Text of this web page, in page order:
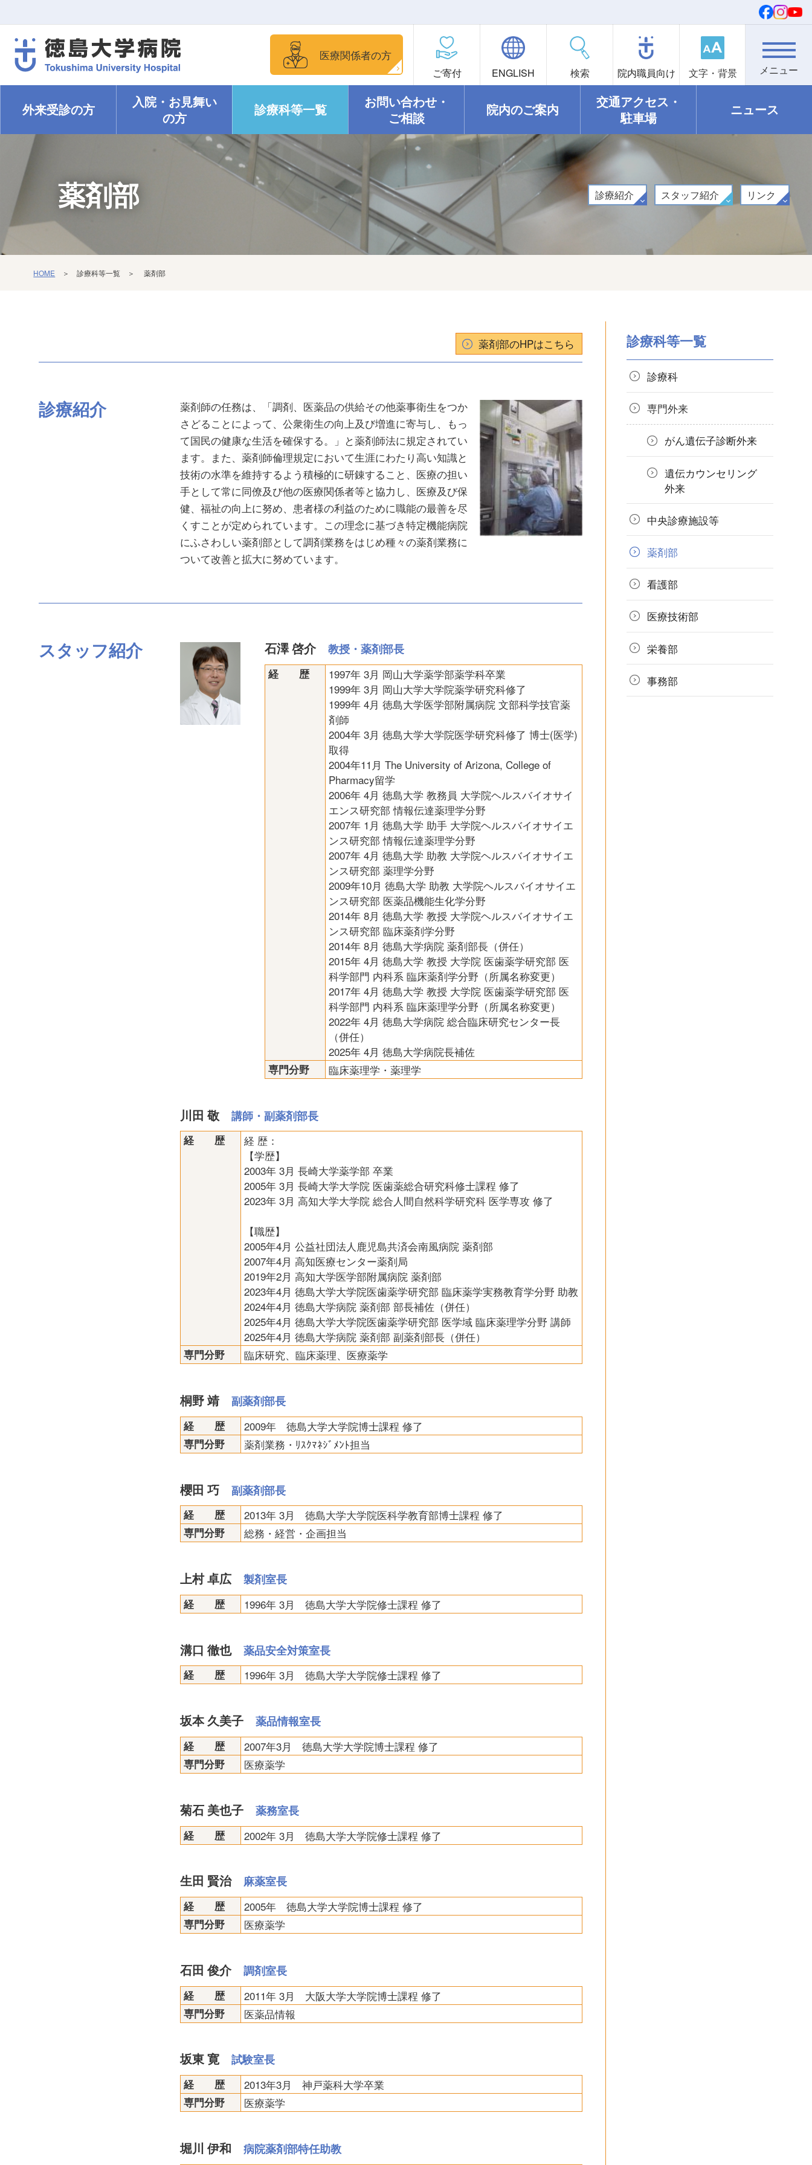
医療関係者の方
ご寄付 ENGLISH 検索 院内職員向け 文字・背景
外来受診の方 入院・ お見舞い
の方
診療科等一覧
お問い合わせ・
ご相談
院内のご案内
交通アクセス・
駐車場
ニュース
薬剤部 診療紹介 スタッフ紹介 リンク
HOME ＞ 診療科等一覧 ＞ 薬剤部
薬剤部のHPはこちら
診療紹介
薬剤師の任務は、「調剤、医薬品の供給その他薬事衛生をつか
さどることによって、公衆衛生の向上及び増進に寄与し、もっ
て国民の健康な生活を確保する。」と薬剤師法に規定されてい
ます。また、薬剤師倫理規定において生涯にわたり高い知識と
技術の水準を維持するよう積極的に研錬すること、医療の担い
手として常に同僚及び他の医療関係者等と協力し、医療及び保
健、福祉の向上に努め、患者様の利益のために職能の最善を尽
くすことが定められています。この理念に基づき特定機能病院
にふさわしい薬剤部として調剤業務をはじめ種々の薬剤業務に
ついて改善と拡大に努めています。
スタッフ紹介 石澤 啓介 教授・薬剤部長
経 歴
1997年 3月 岡山大学薬学部薬学科卒業
1999年 3月 岡山大学大学院薬学研究科修了
1999年 4月 徳島大学医学部附属病院 文部科学技官薬
剤師
2004年 3月 徳島大学大学院医学研究科修了 博士(医学)
取得
2004年11月 The University of Arizona, College of
Pharmacy留学
2006年 4月 徳島大学 教務員 大学院ヘルスバイオサイ
エンス研究部 情報伝達薬理学分野
2007年 1月 徳島大学 助手 大学院ヘルスバイオサイエ
ンス研究部 情報伝達薬理学分野
2007年 4月 徳島大学 助教 大学院ヘルスバイオサイエ
ンス研究部 薬理学分野
2009年10月 徳島大学 助教 大学院ヘルスバイオサイエ
ンス研究部 医薬品機能生化学分野
2014年 8月 徳島大学 教授 大学院ヘルスバイオサイエ
ンス研究部 臨床薬剤学分野
2014年 8月 徳島大学病院 薬剤部長（併任）
2015年 4月 徳島大学 教授 大学院 医歯薬学研究部 医
科学部門 内科系 臨床薬剤学分野（所属名称変更）
2017年 4月 徳島大学 教授 大学院 医歯薬学研究部 医
科学部門 内科系 臨床薬理学分野（所属名称変更）
2022年 4月 徳島大学病院 総合臨床研究センター長
（併任）
2025年 4月 徳島大学病院長補佐
専門分野 臨床薬理学・薬理学
川田 敬 講師・副薬剤部長
経 歴
経 歴：
【学歴】
2003年 3月 長崎大学薬学部 卒業
2005年 3月 長崎大学大学院 医歯薬総合研究科修士課程 修了
2023年 3月 高知大学大学院 総合人間自然科学研究科 医学専攻 修了
【職歴】
2005年4月 公益社団法人鹿児島共済会南風病院 薬剤部
2007年4月 高知医療センター薬剤局
2019年2月 高知大学医学部附属病院 薬剤部
2023年4月 徳島大学大学院医歯薬学研究部 臨床薬学実務教育学分野 助教
2024年4月 徳島大学病院 薬剤部 部長補佐（併任）
2025年4月 徳島大学大学院医歯薬学研究部 医学域 臨床薬理学分野 講師
2025年4月 徳島大学病院 薬剤部 副薬剤部長（併任）
専門分野 臨床研究、臨床薬理、医療薬学
桐野 靖 副薬剤部長
経 歴 2009年 徳島大学大学院博士課程 修了
専門分野 薬剤業務・ﾘｽｸﾏﾈｼﾞﾒﾝﾄ担当
櫻田 巧 副薬剤部長
経 歴 2013年 3月 徳島大学大学院医科学教育部博士課程 修了
専門分野 総務・経営・企画担当
上村 卓広 製剤室長
経 歴 1996年 3月 徳島大学大学院修士課程 修了
溝口 徹也 薬品安全対策室長
経 歴 1996年 3月 徳島大学大学院修士課程 修了
坂本 久美子 薬品情報室長
経 歴 2007年3月 徳島大学大学院博士課程 修了
専門分野 医療薬学
菊石 美也子 薬務室長
経 歴 2002年 3月 徳島大学大学院修士課程 修了
生田 賢治 麻薬室長
経 歴 2005年 徳島大学大学院博士課程 修了
専門分野 医療薬学
石田 俊介 調剤室長
経 歴 2011年 3月 大阪大学大学院博士課程 修了
専門分野 医薬品情報
坂東 寛 試験室長
経 歴 2013年3月 神戸薬科大学卒業
専門分野 医療薬学
堀川 伊和 病院薬剤部特任助教
診療科等一覧
診療科
専門外来
がん遺伝子診断外来
遺伝カウンセリング
外来
中央診療施設等
薬剤部
看護部
医療技術部
栄養部
事務部